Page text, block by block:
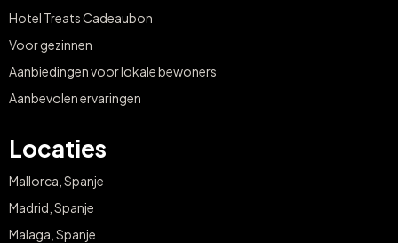
Hotel Treats Cadeaubon
Voor gezinnen
Aanbiedingen voor lokale bewoners
Aanbevolen ervaringen
Locaties
Mallorca, Spanje
Madrid, Spanje
Malaga, Spanje